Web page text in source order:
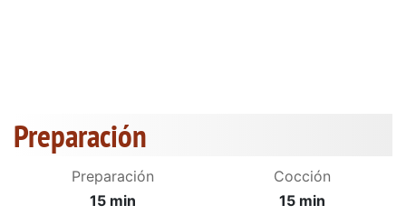
Preparación
Preparación
15 min
Cocción
15 min